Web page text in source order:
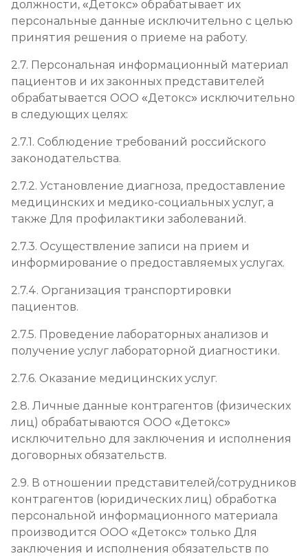
должности, «Детокс» обрабатывает их
персональные данные исключительно с целью
принятия решения о приеме на работу.
2.7. Персональная информационный материал
пациентов и их законных представителей
обрабатывается ООО «Детокс» исключительно
в следующих целях:
2.7.1. Соблюдение требований российского
законодательства.
2.7.2. Установление диагноза, предоставление
медицинских и медико-социальных услуг, а
также Для профилактики заболеваний.
2.7.3. Осуществление записи на прием и
информирование о предоставляемых услугах.
2.7.4. Организация транспортировки
пациентов.
2.7.5. Проведение лабораторных анализов и
получение услуг лабораторной диагностики.
2.7.6. Оказание медицинских услуг.
2.8. Личные данные контрагентов (физических
лиц) обрабатываются ООО «Детокс»
исключительно для заключения и исполнения
договорных обязательств.
2.9. В отношении представителей/сотрудников
контрагентов (юридических лиц) обработка
персональной информационного материала
производится ООО «Детокс» только Для
заключения и исполнения обязательств по